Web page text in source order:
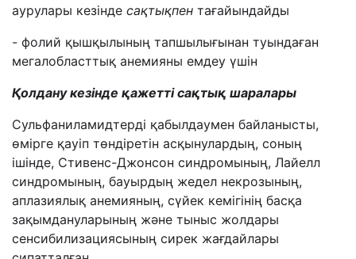
аурулары кезінде сақтықпен тағайындайды
- фолий қышқылының тапшылығынан туындаған
мегалобласттық анемияны емдеу үшін
Қолдану кезінде қажетті сақтық шаралары
Сульфаниламидтерді қабылдаумен байланысты,
өмірге қауіп төндіретін асқынулардың, соның
ішінде, Стивенс-Джонсон синдромының, Лайелл
синдромының, бауырдың жедел некрозының,
аплазиялық анемияның, сүйек кемігінің басқа
зақымдануларының және тыныс жолдары
сенсибилизациясының сирек жағдайлары